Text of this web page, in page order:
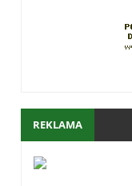
REKLAMA